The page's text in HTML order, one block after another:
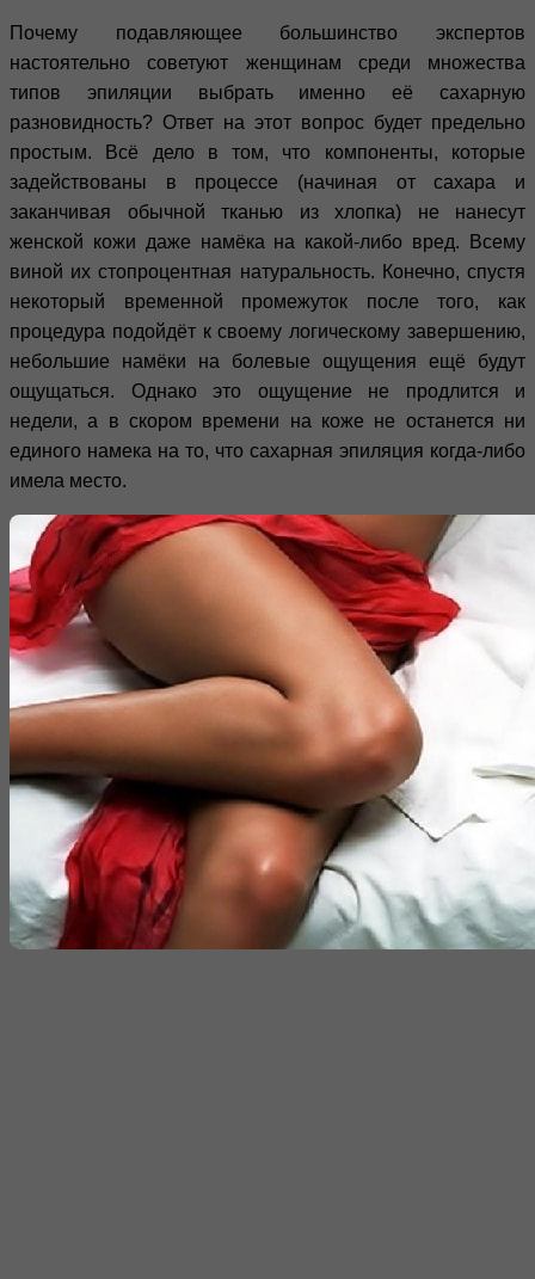
Почему подавляющее большинство экспертов
настоятельно советуют женщинам среди множества
типов эпиляции выбрать именно её сахарную
разновидность? Ответ на этот вопрос будет предельно
простым. Всё дело в том, что компоненты, которые
задействованы в процессе (начиная от сахара и
заканчивая обычной тканью из хлопка) не нанесут
женской кожи даже намёка на какой-либо вред. Всему
виной их стопроцентная натуральность. Конечно, спустя
некоторый временной промежуток после того, как
процедура подойдёт к своему логическому завершению,
небольшие намёки на болевые ощущения ещё будут
ощущаться. Однако это ощущение не продлится и
недели, а в скором времени на коже не останется ни
единого намека на то, что сахарная эпиляция когда-либо
имела место.